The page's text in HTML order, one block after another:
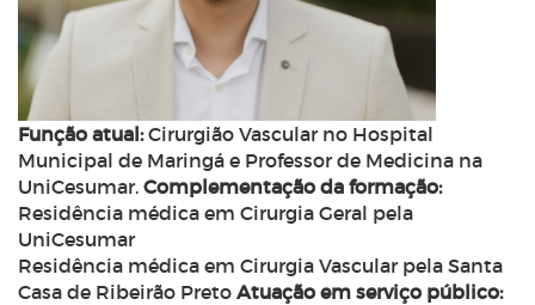
Função atual:Cirurgião Vascular no Hospital
Municipal de Maringá e Professor de Medicina na
UniCesumar. Complementação da formação:
Residência médica em Cirurgia Geral pela
UniCesumar
Residência médica em Cirurgia Vascular pela Santa
Casa de Ribeirão Preto Atuação em serviço público: